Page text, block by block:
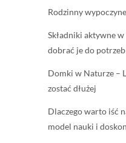
Rodzinny
Składniki aktywne
dobrać je do
Domki w Naturze –
zostać dłużej
Dlaczego warto iść
model nauki i